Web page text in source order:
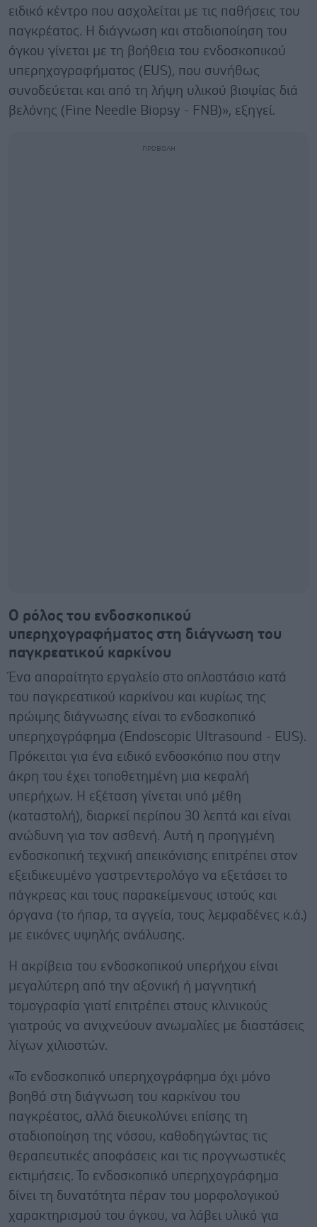
ειδικό κέντρο που ασχολείται με τις παθήσεις του
παγκρέατος. Η διάγνωση και σταδιοποίηση του
όγκου γίνεται με τη βοήθεια του ενδοσκοπικού
υπερηχογραφήματος (EUS), που συνήθως
συνοδεύεται και από τη λήψη υλικού βιοψίας διά
βελόνης (Fine Needle Biopsy - FNB)», εξηγεί.
Ο ρόλος του ενδοσκοπικού
υπερηχογραφήματος στη διάγνωση του
παγκρεατικού καρκίνου
Ένα απαραίτητο εργαλείο στο οπλοστάσιο κατά
του παγκρεατικού καρκίνου και κυρίως της
πρώιμης διάγνωσης είναι το ενδοσκοπικό
υπερηχογράφημα (Εndoscopic Ultrasound - EUS).
Πρόκειται για ένα ειδικό ενδοσκόπιο που στην
άκρη του έχει τοποθετημένη μια κεφαλή
υπερήχων. Η εξέταση γίνεται υπό μέθη
(καταστολή), διαρκεί περίπου 30 λεπτά και είναι
ανώδυνη για τον ασθενή. Αυτή η προηγμένη
ενδοσκοπική τεχνική απεικόνισης επιτρέπει στον
εξειδικευμένο γαστρεντερολόγο να εξετάσει το
πάγκρεας και τους παρακείμενους ιστούς και
όργανα (το ήπαρ, τα αγγεία, τους λεμφαδένες κ.ά.)
με εικόνες υψηλής ανάλυσης.
Η ακρίβεια του ενδοσκοπικού υπερήχου είναι
μεγαλύτερη από την αξονική ή μαγνητική
τομογραφία γιατί επιτρέπει στους κλινικούς
γιατρούς να ανιχνεύουν ανωμαλίες με διαστάσεις
λίγων χιλιοστών.
«Το ενδοσκοπικό υπερηχογράφημα όχι μόνο
βοηθά στη διάγνωση του καρκίνου του
παγκρέατος, αλλά διευκολύνει επίσης τη
σταδιοποίηση της νόσου, καθοδηγώντας τις
θεραπευτικές αποφάσεις και τις προγνωστικές
εκτιμήσεις. Το ενδοσκοπικό υπερηχογράφημα
δίνει τη δυνατότητα πέραν του μορφολογικού
χαρακτηρισμού του όγκου, να λάβει υλικό για